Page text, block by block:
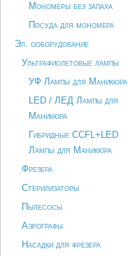
Мономеры без запаха
Посуда для мономера
Эл. ооборудование
Ультрафиолетовые лампы
УФ Лампы для Маникюра
LED / ЛЕД Лампы для
Маникюра
Гибридные CCFL+LED
Лампы для Маникюра
Фрезера
Стерилизаторы
Пылесосы
Аэрографы
Насадки для фрезера